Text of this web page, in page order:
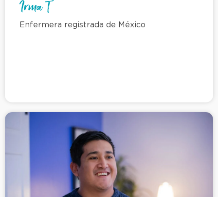
Irma T
Enfermera registrada de México